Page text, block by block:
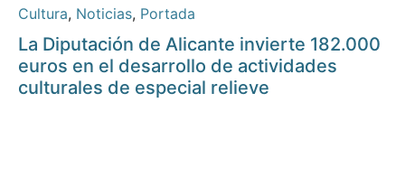
Cultura, Noticias, Portada
La Diputación de Alicante invierte 182.000
euros en el desarrollo de actividades
culturales de especial relieve